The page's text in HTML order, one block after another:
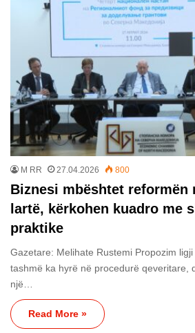
M RR 27.04.2026 800
Biznesi mbështet reformën
lartë, kërkohen kuadro me
praktike
Gazetare: Melihate Rustemi Propozim
tashmë ka hyrë në procedurë qeveritare,
një…
Read More »